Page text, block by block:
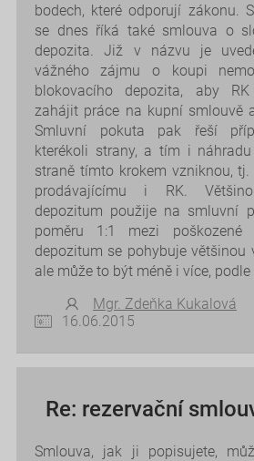
bodech, které odporují zákonu.
se dnes říká také smlouva o
depozita. Již v názvu je
vážného zájmu o koupi
blokovacího depozita, aby
zahájit práce na kupní smlouvě
Smluvní pokuta pak řeší
kterékoli strany, a tím i
straně tímto krokem vzniknou,
prodávajícímu i RK.
depozitum použije na smluvní
poměru 1:1 mezi poškozené
depozitum se pohybuje většinou
ale může to být méně i více,
Mgr. Zdeňka Kukalová
16.06.2015
Re: rezervační
Smlouva, jak ji popisujete,